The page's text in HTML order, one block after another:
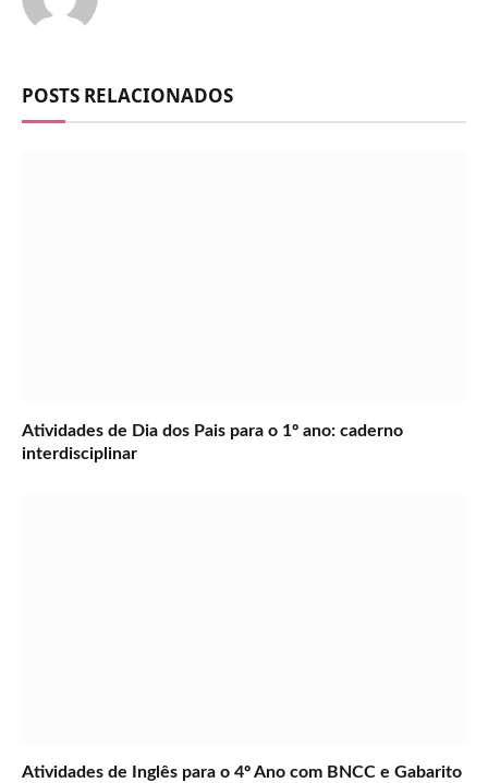
POSTS RELACIONADOS
Atividades de Dia dos Pais para o 1º ano: caderno
interdisciplinar
Atividades de Inglês para o 4º Ano com BNCC e Gabarito